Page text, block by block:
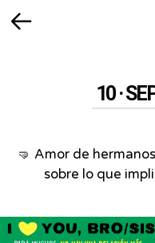
10 ·
🤜 Amor de
sobre lo que